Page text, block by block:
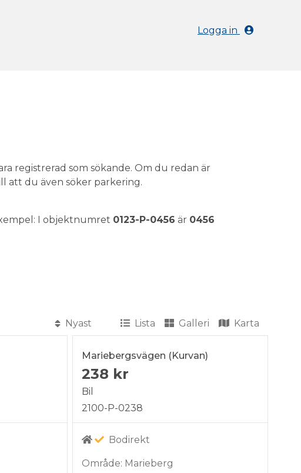
Logga in
registrerad som sökande. Om du redan är
att du även söker parkering.
I objektnumret 0123-P-0456 är 0456
Lista Galleri Karta
Mariebergsvägen (Kurvan)
238 kr
Bil
2100-P-0238
Bodirekt
Område: Marieberg